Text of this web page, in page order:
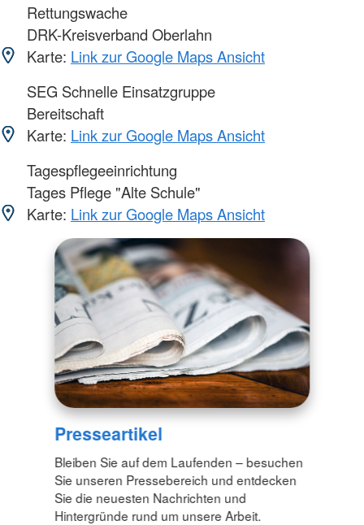
Rettungswache
DRK-Kreisverband Oberlahn
Karte: Link zur Google Maps Ansicht
SEG Schnelle Einsatzgruppe
Bereitschaft
Karte: Link zur Google Maps Ansicht
Tagespflegeeinrichtung
Tages Pflege "Alte Schule"
Karte: Link zur Google Maps Ansicht
Presseartikel
Bleiben Sie auf dem Laufenden – besuchen
Sie unseren Pressebereich und entdecken
Sie die neuesten Nachrichten und
Hintergründe rund um unsere Arbeit.